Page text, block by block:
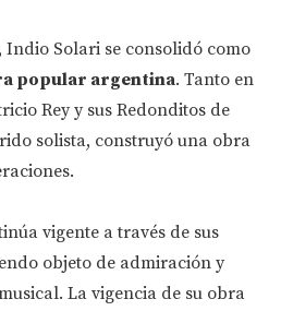
Solari se consolidó como
popular argentina. Tanto en
Rey y sus Redonditos de
solista, construyó una obra
vigente a través de sus
objeto de admiración y
La vigencia de su obra